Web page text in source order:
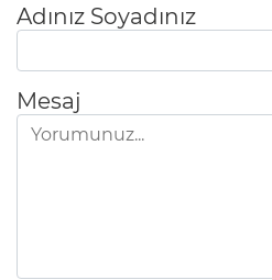
Adınız Soyadınız
Mesaj